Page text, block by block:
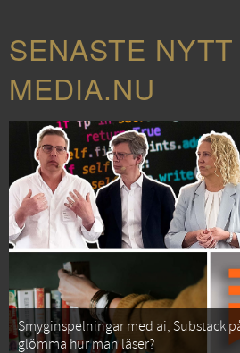
SENASTE
MEDIA.NU
Smyginspelningar med ai, Substack
glömma hur man läser?